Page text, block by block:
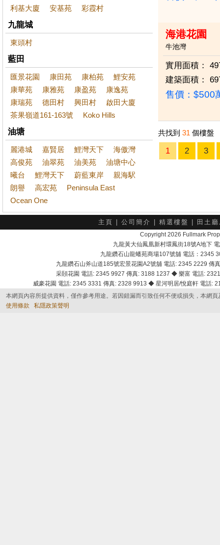
利基大廈 安基苑 彩霞村
九龍城
東頭村
藍田
匯景花園 康田苑 康柏苑
鯉安苑
康華苑
康雅苑 康盈苑
康逸苑
康瑞苑
德田村 興田村
啟田大廈
茶果嶺道161-163號
Koko Hills
油塘
麗港城 嘉賢居 鯉灣天下
海傲灣
高俊苑
油翠苑 油美苑
油塘中心
曦台
鯉灣天下 蔚藍東岸
親海駅
朗譽
高宏苑
Peninsula East
Ocean One
海港花園
牛池灣
實用面積：
建築面積：
售價： $500
共找到 31 個樓盤
1 2 3
主頁 公司簡介 精選樓盤 田土
Copyright 2026 Fullmark
九龍黃大仙鳳凰新村環鳳街18號A地下
九龍鑽石山龍蟠苑商場107號舖 電話：2345
九龍鑽石山斧山道185號宏景花園A2號舖 電話: 2345 2229
采頣花園 電話: 2345 9927 傳真: 3188 1237 ◆ 樂富 電話:
威豪花園 電話: 2345 3331 傳真: 2328 9913 ◆ 星河明居/悅庭軒 電話
本網頁內容所提供資料，僅作參考用途。若因錯漏而引致任何不便或損失，本網
使用條款
私隱政策聲明